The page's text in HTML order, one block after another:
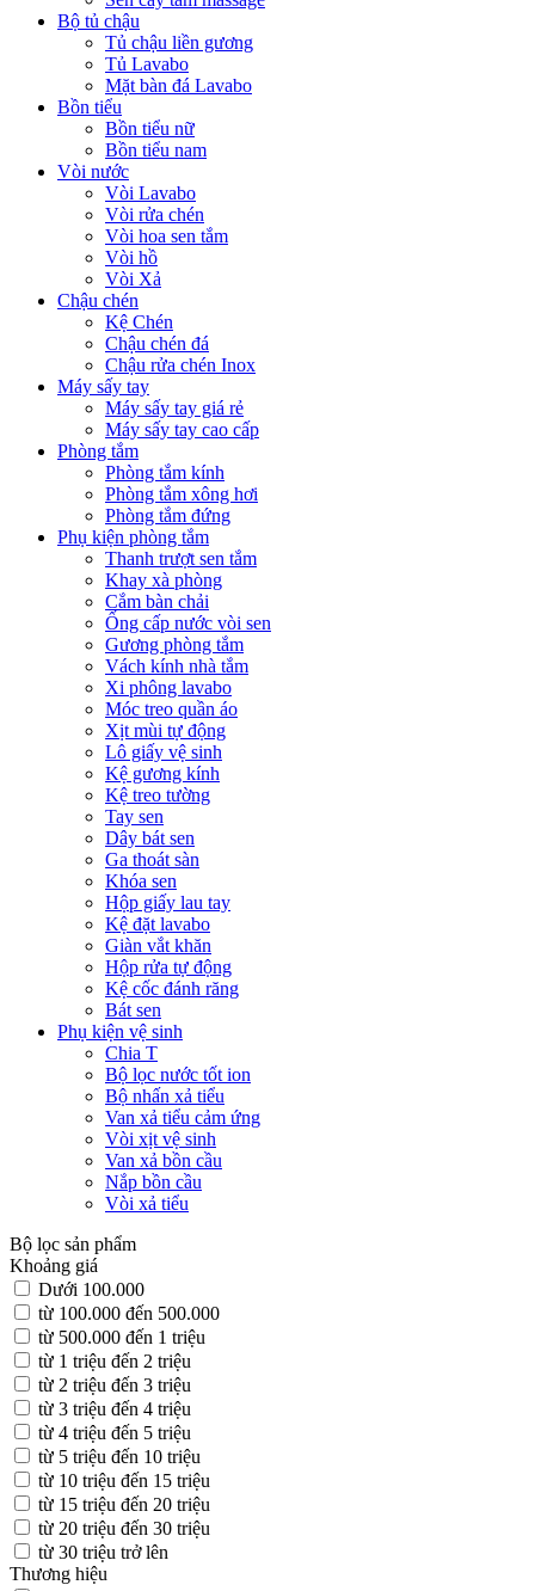
Bộ tủ chậu
Tủ chậu liền gương
Tủ Lavabo
Mặt bàn đá Lavabo
Bồn tiểu
Bồn tiểu nữ
Bồn tiểu nam
Vòi nước
Vòi Lavabo
Vòi rửa chén
Vòi hoa sen tắm
Vòi hồ
Vòi Xả
Chậu chén
Kệ Chén
Chậu chén đá
Chậu rửa chén Inox
Máy sấy tay
Máy sấy tay giá rẻ
Máy sấy tay cao cấp
Phòng tắm
Phòng tắm kính
Phòng tắm xông hơi
Phòng tắm đứng
Phụ kiện phòng tắm
Thanh trượt sen tắm
Khay xà phòng
Cắm bàn chải
Ống cấp nước vòi sen
Gương phòng tắm
Vách kính nhà tắm
Xi phông lavabo
Móc treo quần áo
Xịt mùi tự động
Lô giấy vệ sinh
Kệ gương kính
Kệ treo tường
Tay sen
Dây bát sen
Ga thoát sàn
Khóa sen
Hộp giấy lau tay
Kệ đặt lavabo
Giàn vắt khăn
Hộp rửa tự động
Kệ cốc đánh răng
Bát sen
Phụ kiện vệ sinh
Chia T
Bộ lọc nước tốt ion
Bộ nhấn xả tiểu
Van xả tiểu cảm ứng
Vòi xịt vệ sinh
Van xả bồn cầu
Nắp bồn cầu
Vòi xả tiểu
Bộ lọc sản phẩm
Khoảng giá
Dưới 100.000
từ 100.000 đến 500.000
từ 500.000 đến 1 triệu
từ 1 triệu đến 2 triệu
từ 2 triệu đến 3 triệu
từ 3 triệu đến 4 triệu
từ 4 triệu đến 5 triệu
từ 5 triệu đến 10 triệu
từ 10 triệu đến 15 triệu
từ 15 triệu đến 20 triệu
từ 20 triệu đến 30 triệu
từ 30 triệu trở lên
Thương hiệu